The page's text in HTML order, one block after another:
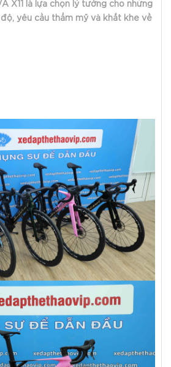
X11 là lựa chọn lý tưởng cho những
yêu cầu thẩm mỹ và khắt khe về